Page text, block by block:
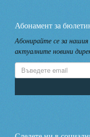
Абонамент за
Абонирайте се за
актуалните новини